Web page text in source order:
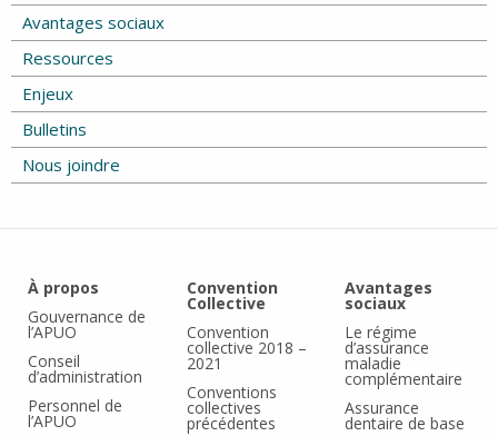
Avantages sociaux
Ressources
Enjeux
Bulletins
Nous joindre
À propos
Gouvernance de
l’APUO
Conseil
d’administration
Personnel de
l’APUO
Convention
Collective
Convention
collective 2018 –
2021
Conventions
collectives
précédentes
Avantages
sociaux
Le régime
d’assurance
maladie
complémentaire
Assurance
dentaire de base